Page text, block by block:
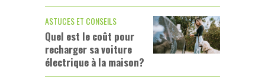
ASTUCES ET CONSEILS
Quel est le coût pour
recharger sa voiture
électrique à la maison?